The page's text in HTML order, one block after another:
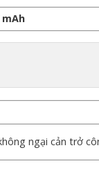
mAh
ngại cản trở